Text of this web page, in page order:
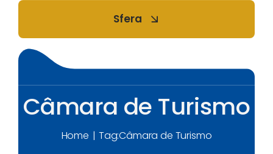
Sfera
Câmara de Turismo
Home Tag:Câmara de Turismo